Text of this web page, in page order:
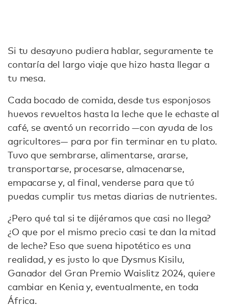
Si tu desayuno pudiera hablar, seguramente te
contaría del largo viaje que hizo hasta llegar a
tu mesa.
Cada bocado de comida, desde tus esponjosos
huevos revueltos hasta la leche que le echaste al
café, se aventó un recorrido —con ayuda de los
agricultores— para por fin terminar en tu plato.
Tuvo que sembrarse, alimentarse, ararse,
transportarse, procesarse, almacenarse,
empacarse y, al final, venderse para que tú
puedas cumplir tus metas diarias de nutrientes.
¿Pero qué tal si te dijéramos que casi no llega?
¿O que por el mismo precio casi te dan la mitad
de leche? Eso que suena hipotético es una
realidad, y es justo lo que Dysmus Kisilu,
Ganador del Gran Premio Waislitz 2024, quiere
cambiar en Kenia y, eventualmente, en toda
África.